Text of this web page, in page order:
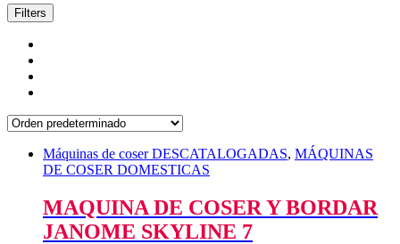
Filters
Máquinas de coser DESCATALOGADAS, MÁQUINAS
DE COSER DOMESTICAS
MAQUINA DE COSER Y BORDAR
JANOME SKYLINE 7